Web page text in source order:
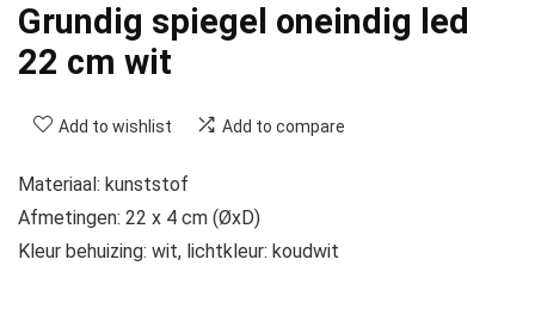
Grundig spiegel oneindig led
22 cm wit
Add to wishlist Add to compare
Materiaal: kunststof
Afmetingen: 22 x 4 cm (ØxD)
Kleur behuizing: wit, lichtkleur: koudwit